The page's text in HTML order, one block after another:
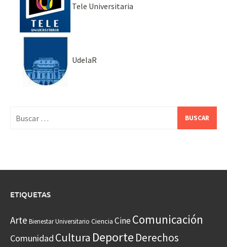
Tele Universitaria
UdelaR
ETIQUETAS
Arte Bienestar Universitario Ciencia CineComunicación
Comunidad Cultura Deporte Derechos